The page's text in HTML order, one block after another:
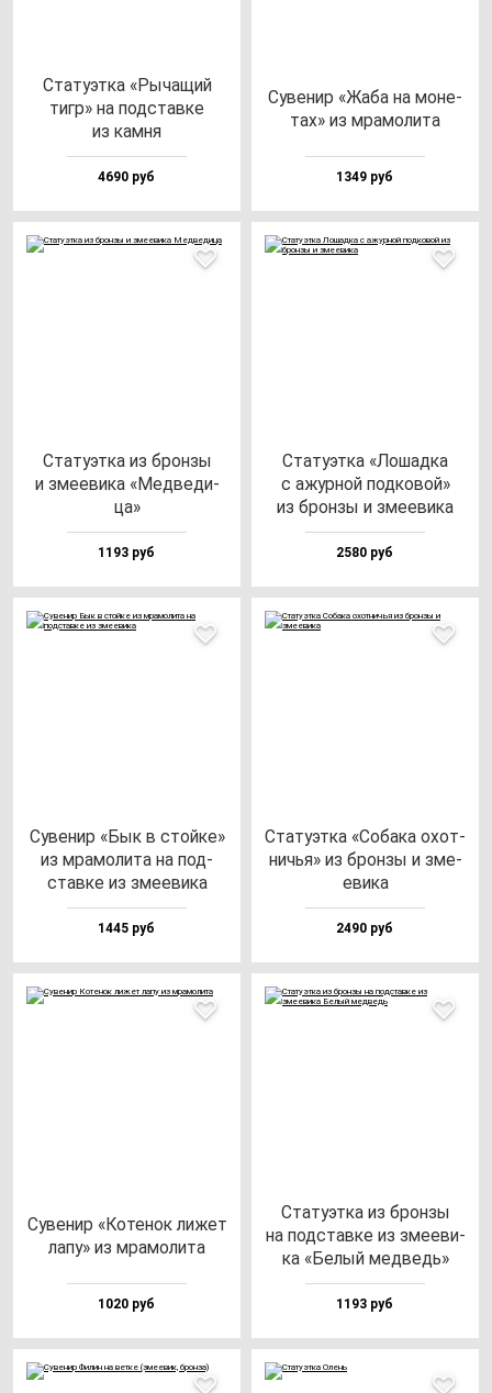
Ста­ту­эт­ка «Рыча­щий
тигр» на под­став­ке
из кам­ня
4690 руб
Суве­нир «Жаба на мо­не­
тах» из мра­мо­ли­та
1349 руб
Ста­ту­эт­ка из брон­зы
и зме­еви­ка «Мед­ве­ди­
ца»
1193 руб
Ста­ту­эт­ка «Лошад­ка
с ажур­ной под­ко­вой»
из брон­зы и зме­еви­ка
2580 руб
Суве­нир «Бык в стой­ке»
из мра­мо­ли­та на под­
став­ке из зме­еви­ка
1445 руб
Ста­ту­эт­ка «Соба­ка охот­
ничья» из брон­зы и зме­
еви­ка
2490 руб
Суве­нир «Коте­нок ли­жет
ла­пу» из мра­мо­ли­та
1020 руб
Ста­ту­эт­ка из брон­зы
на под­став­ке из зме­еви­
ка «Белый мед­ведь»
1193 руб